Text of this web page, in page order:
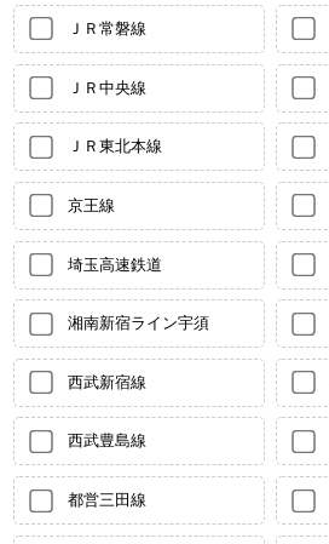
ＪＲ常磐線
ＪＲ中央線
ＪＲ東北本線
京王線
埼玉高速鉄道
湘南新宿ライン宇須
西武新宿線
西武豊島線
都営三田線